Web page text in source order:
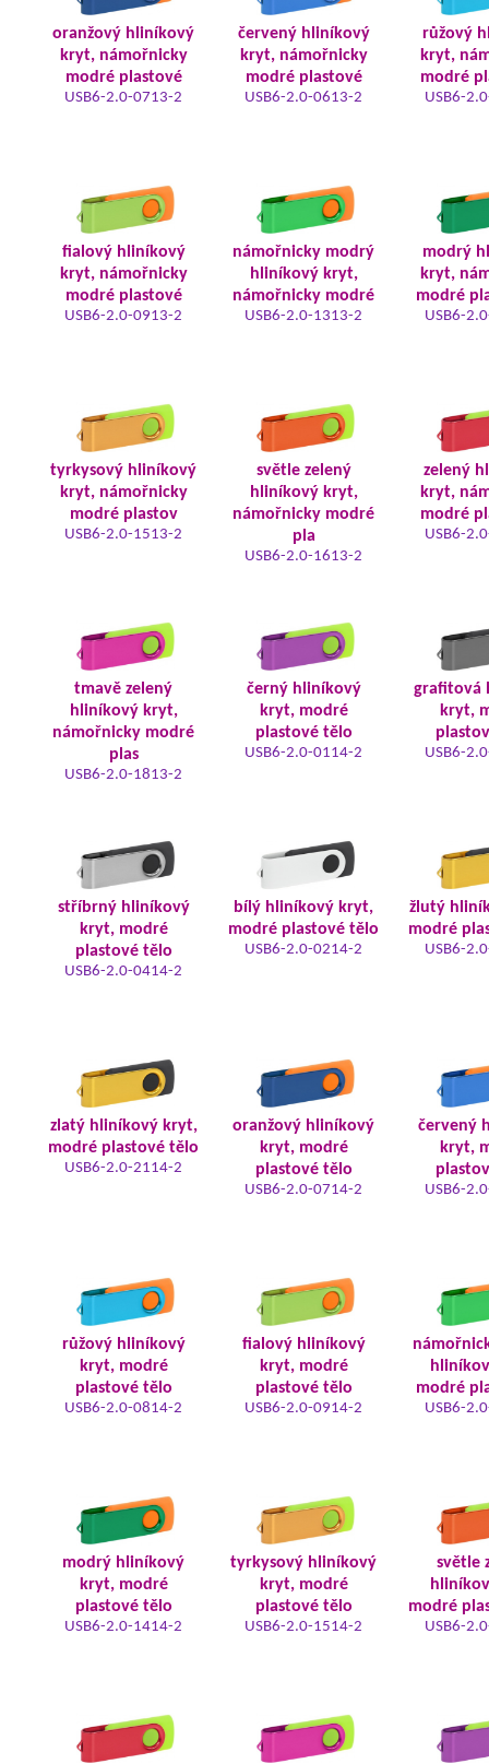
oranžový hliníkový
kryt, námořnicky
modré plastové
USB6-2.0-0713-2
červený hliníkový
kryt, námořnicky
modré plastové
USB6-2.0-0613-2
růžový
kryt,
modré
USB6-
fialový hliníkový
kryt, námořnicky
modré plastové
USB6-2.0-0913-2
námořnicky modrý
hliníkový kryt,
námořnicky modré
USB6-2.0-1313-2
modrý
kryt,
modré
USB6-
tyrkysový hliníkový
kryt, námořnicky
modré plastov
USB6-2.0-1513-2
světle zelený
hliníkový kryt,
námořnicky modré
pla
USB6-2.0-1613-2
zelený
kryt,
modré
USB6-
tmavě zelený
hliníkový kryt,
námořnicky modré
plas
USB6-2.0-1813-2
černý hliníkový
kryt, modré
plastové tělo
USB6-2.0-0114-2
grafitová
kryt,
USB6-
stříbrný hliníkový
kryt, modré
plastové tělo
USB6-2.0-0414-2
bílý hliníkový kryt,
modré plastové tělo
USB6-2.0-0214-2
žlutý
modré
USB6-
zlatý hliníkový kryt,
modré plastové tělo
USB6-2.0-2114-2
oranžový hliníkový
kryt, modré
plastové tělo
USB6-2.0-0714-2
červený
kryt,
USB6-
růžový hliníkový
kryt, modré
plastové tělo
USB6-2.0-0814-2
fialový hliníkový
kryt, modré
plastové tělo
USB6-2.0-0914-2
modré
USB6-
modrý hliníkový
kryt, modré
plastové tělo
USB6-2.0-1414-2
tyrkysový hliníkový
kryt, modré
plastové tělo
USB6-2.0-1514-2
světle
modré
USB6-